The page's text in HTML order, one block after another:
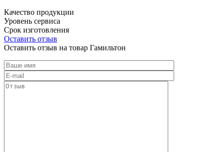
Качество продукции
Уровень сервиса
Срок изготовления
Оставить отзыв
Оставить отзыв на товар Гамильтон